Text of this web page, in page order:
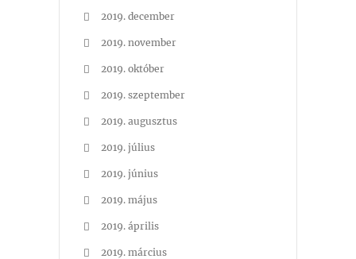
2019. december
2019. november
2019. október
2019. szeptember
2019. augusztus
2019. július
2019. június
2019. május
2019. április
2019. március